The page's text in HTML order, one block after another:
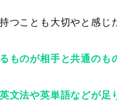
つことも大切やと感じ
ものが相手と共通のも
文法や英単語などが足